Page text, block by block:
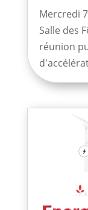
Mercredi
Salle des
réunion